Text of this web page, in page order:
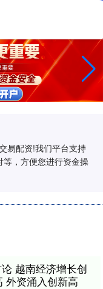
易配资!我们平台支持
，方便您进行资金操
越南经济增长创
外资涌入创新高